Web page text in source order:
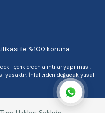
ile %100 koruma
içeriklerden alıntılar yapılması,
yasaktır. İhlallerden doğacak yasal